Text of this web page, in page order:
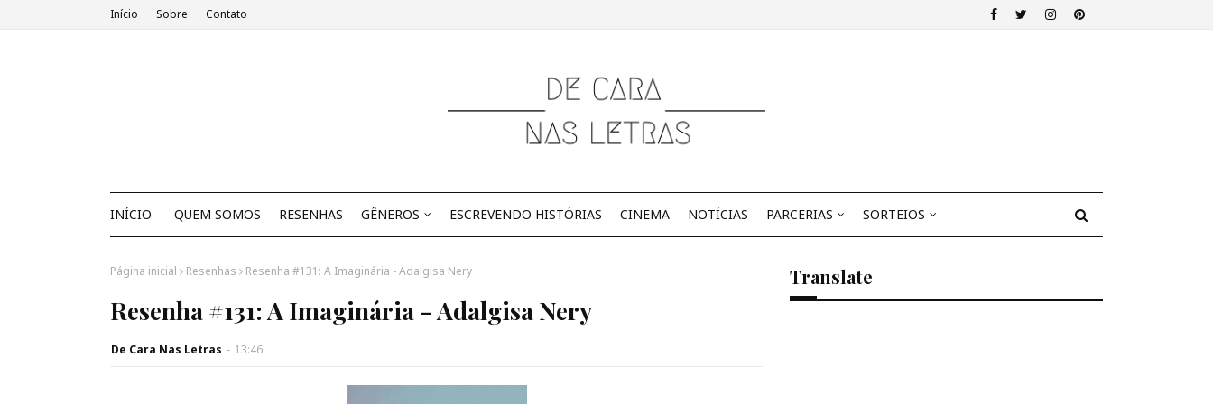
Início Sobre Contato
INÍCIO QUEM SOMOS RESENHAS GÊNEROS ESCREVENDO HISTÓRIAS CINEMA NOTÍCIAS PARCERIAS SORTEIOS
Página inicial Resenhas Resenha #131: A Imaginária - Adalgisa Nery
Resenha #131: A Imaginária - Adalgisa Nery
De Cara Nas Letras - 13:46
Translate